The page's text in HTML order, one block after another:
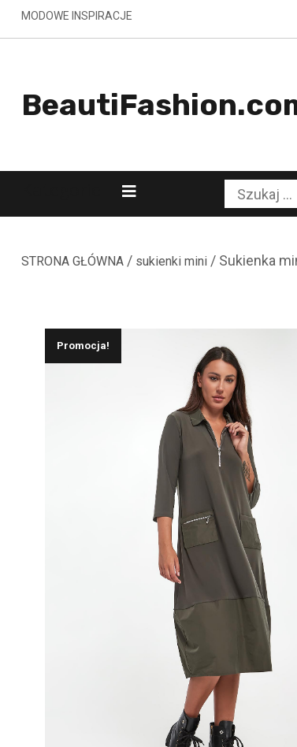
Skip
to
MODOWE INSPIRACJE
Szukaj:
STRONA GŁÓWNA/ sukienki mini/ Sukienka
Promocja!